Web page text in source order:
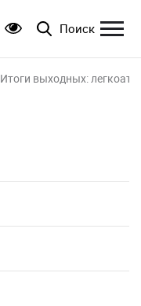
Поиск
Итоги выходных: